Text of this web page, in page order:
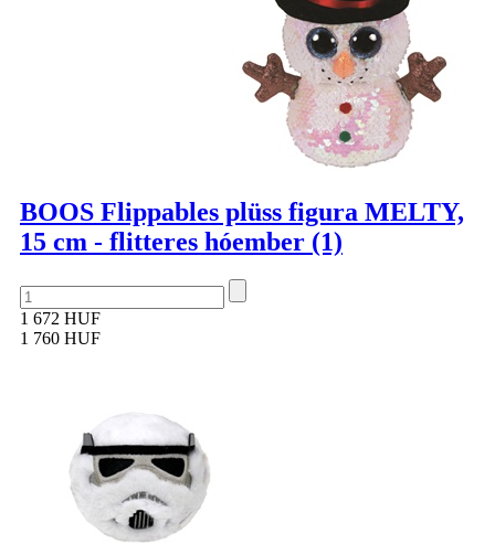
BOOS Flippables plüss figura MELTY,
15 cm - flitteres hóember (1)
1 672 HUF
1 760 HUF